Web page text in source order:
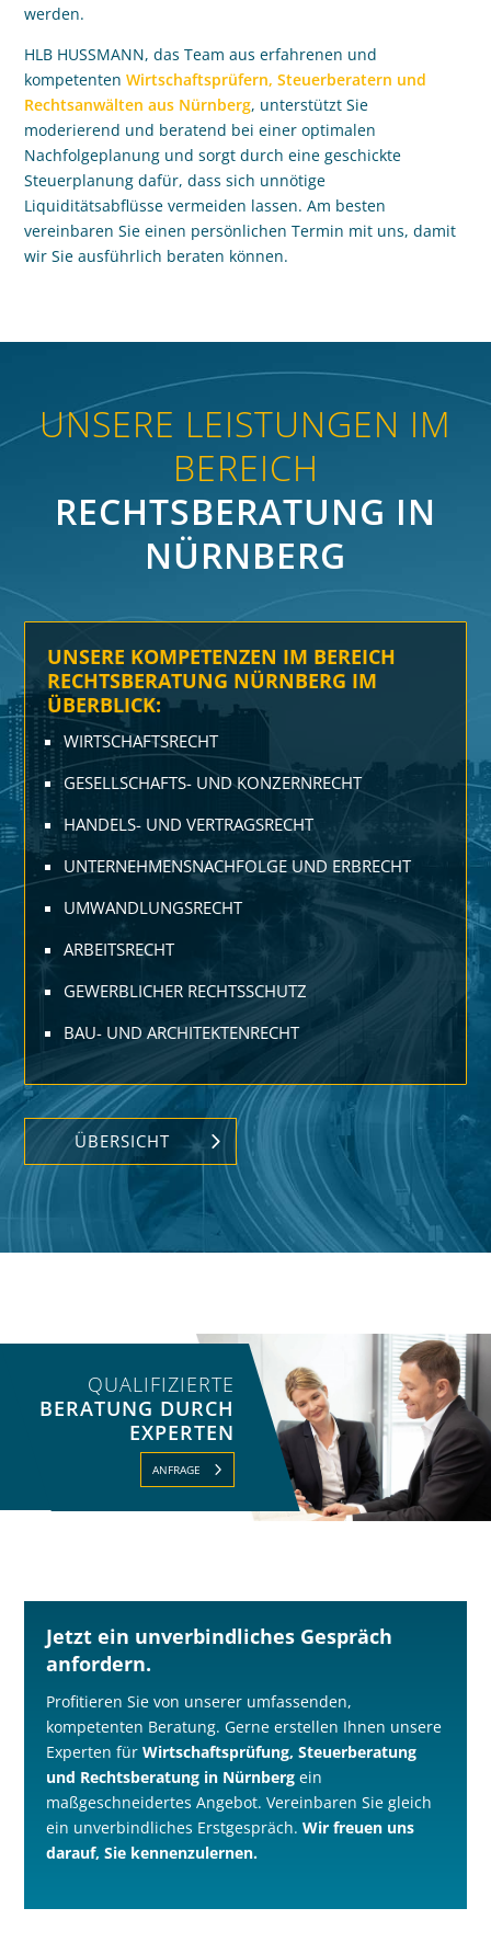
werden.
HLB HUSSMANN, das Team aus erfahrenen und
kompetentenWirtschaftsprüfern, Steuerberatern und
Rechtsanwälten aus Nürnberg, unterstützt Sie
moderierend und beratend bei einer optimalen
Nachfolgeplanung und sorgt durch eine geschickte
Steuerplanung dafür, dass sich unnötige
Liquiditätsabflüsse vermeiden lassen. Am besten
vereinbaren Sie einen persönlichen Termin mit uns, damit
wir Sie ausführlich beraten können.
UNSERE LEISTUNGEN IM
BEREICH
RECHTSBERATUNG IN
NÜRNBERG
UNSERE KOMPETENZEN IM BEREICH
RECHTSBERATUNG NÜRNBERG IM
ÜBERBLICK:
WIRTSCHAFTS­RECHT
GESELL­SCHAFTS- UND KONZERN­RECHT
HANDELS- UND VERTRAGS­RECHT
UNTER­NEHMENS­NACHFOLGE UND ERBRECHT
UMWANDLUNGS­RECHT
ARBEITS­RECHT
GEWERBLICHER RECHTS­SCHUTZ
BAU- UND ARCHITEKTEN­RECHT
ÜBERSICHT
QUALIFIZIERTE
BERATUNG DURCH
EXPERTEN
ANFRAGE
Jetzt ein unverbindliches Gespräch
anfordern.
Profitieren Sie von unserer umfassenden,
kompetenten Beratung. Gerne erstellen Ihnen unsere
Experten fürWirtschaftsprüfung, Steuerberatung
und Rechtsberatung in Nürnberg ein
maßgeschneidertes Angebot. Vereinbaren Sie gleich
ein unverbindliches Erstgespräch.Wir freuen uns
darauf, Sie kennenzulernen.